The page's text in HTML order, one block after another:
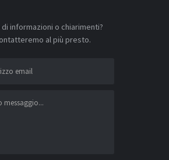
informazioni o chiarimenti?
al più presto.